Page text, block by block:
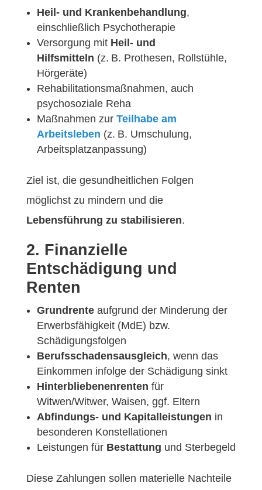
Heil- und Krankenbehandlung,
einschließlich Psychotherapie
Versorgung mit Heil- und
Hilfsmitteln (z. B. Prothesen, Rollstühle,
Hörgeräte)
Rehabilitationsmaßnahmen, auch
psychosoziale Reha
Maßnahmen zur Teilhabe am
Arbeitsleben (z. B. Umschulung,
Arbeitsplatzanpassung)
Ziel ist, die gesundheitlichen Folgen
möglichst zu mindern und die
Lebensführung zu stabilisieren.
2. Finanzielle
Entschädigung und
Renten
Grundrenteaufgrund der Minderung der
Erwerbsfähigkeit (MdE) bzw.
Schädigungsfolgen
Berufsschadensausgleich, wenn das
Einkommen infolge der Schädigung sinkt
Hinterbliebenenrenten für
Witwen/Witwer, Waisen, ggf. Eltern
Abfindungs- und Kapitalleistungen in
besonderen Konstellationen
Leistungen für Bestattung und Sterbegeld
Diese Zahlungen sollen materielle Nachteile